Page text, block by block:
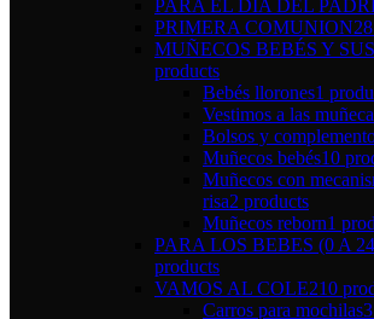
PARA EL DÍA DEL
PRIMERA COMUNION
MUÑECOS BEBÉS Y
products
Bebés llorones1
Vestimos a las
Bolsos y
Muñecos bebés10
Muñecos con
risa2 products
Muñecos reborn1
PARA LOS BEBES (0 A
products
VAMOS AL COLE210
Carros para mochilas